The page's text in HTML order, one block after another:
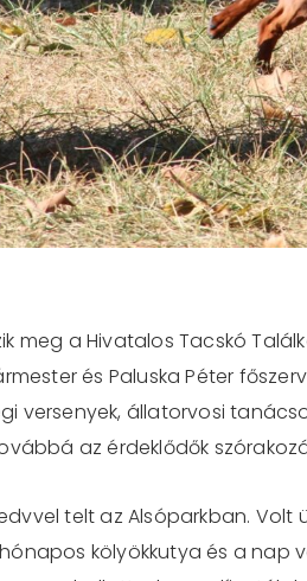
meg a Hivatalos Tacskó
és Paluska Péter
versenyek, állatorvosi
az érdeklődők
telt az Alsóparkban.
kölyökkutya és a nap